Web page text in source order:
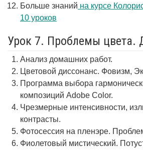
Больше знаний на курсе
10 уроков
Урок 7. Проблемы цвета.
Анализ домашних работ.
Цветовой диссонанс. Фовизм,
Программа выбора
композиций Adobe Color.
Чрезмерные интенсивности,
контрасты.
Фотосессия на пленэре.
Фиолетовый мистический.